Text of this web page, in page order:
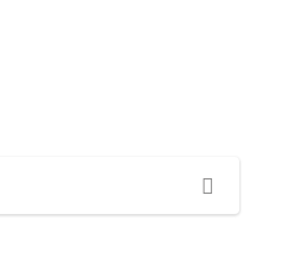
Search